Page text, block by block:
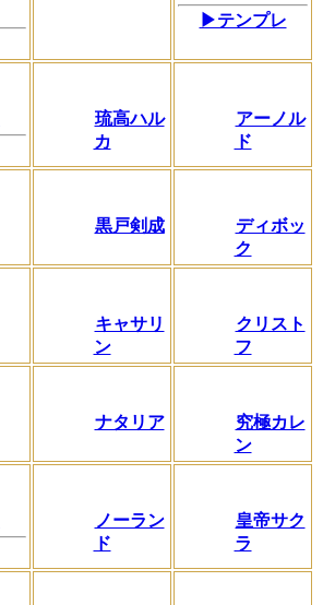
▶テンプレ
琉高ハル
カ
アーノル
ド
黒戸剣成
ディボッ
ク
キャサリ
ン
クリスト
フ
ナタリア
究極カレ
ン
ノーラン
ド
皇帝サク
ラ